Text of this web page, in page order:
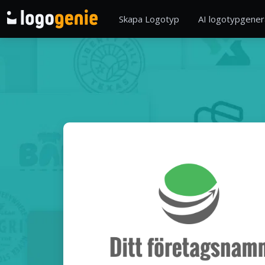
Skapa Logotyp AI